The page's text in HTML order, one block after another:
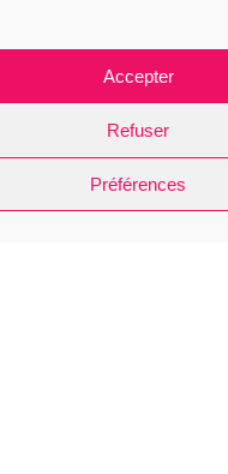
Accepter
Refuser
Préférences
Contactez-nous
Recevoir notre